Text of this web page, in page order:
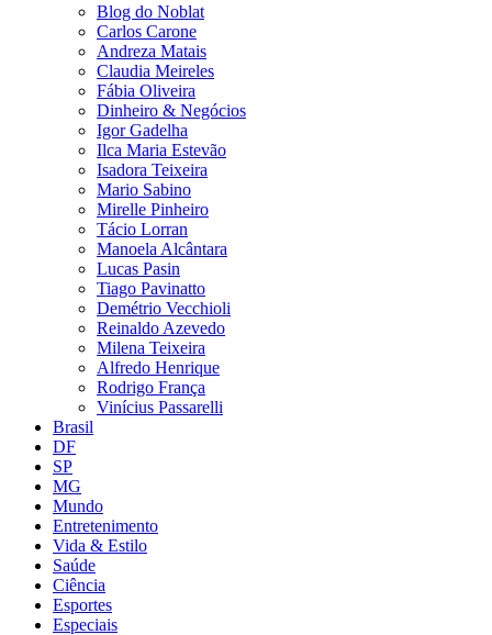
Blog do Noblat
Carlos Carone
Andreza Matais
Claudia Meireles
Fábia Oliveira
Dinheiro & Negócios
Igor Gadelha
Ilca Maria Estevão
Isadora Teixeira
Mario Sabino
Mirelle Pinheiro
Tácio Lorran
Manoela Alcântara
Lucas Pasin
Tiago Pavinatto
Demétrio Vecchioli
Reinaldo Azevedo
Milena Teixeira
Alfredo Henrique
Rodrigo França
Vinícius Passarelli
Brasil
DF
SP
MG
Mundo
Entretenimento
Vida & Estilo
Saúde
Ciência
Esportes
Especiais